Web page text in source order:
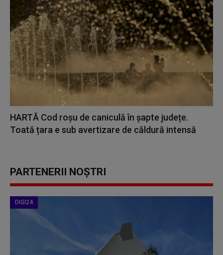
HARTĂ Cod roșu de caniculă în șapte județe.
Toată țara e sub avertizare de căldură intensă
PARTENERII NOȘTRI
DIGI24